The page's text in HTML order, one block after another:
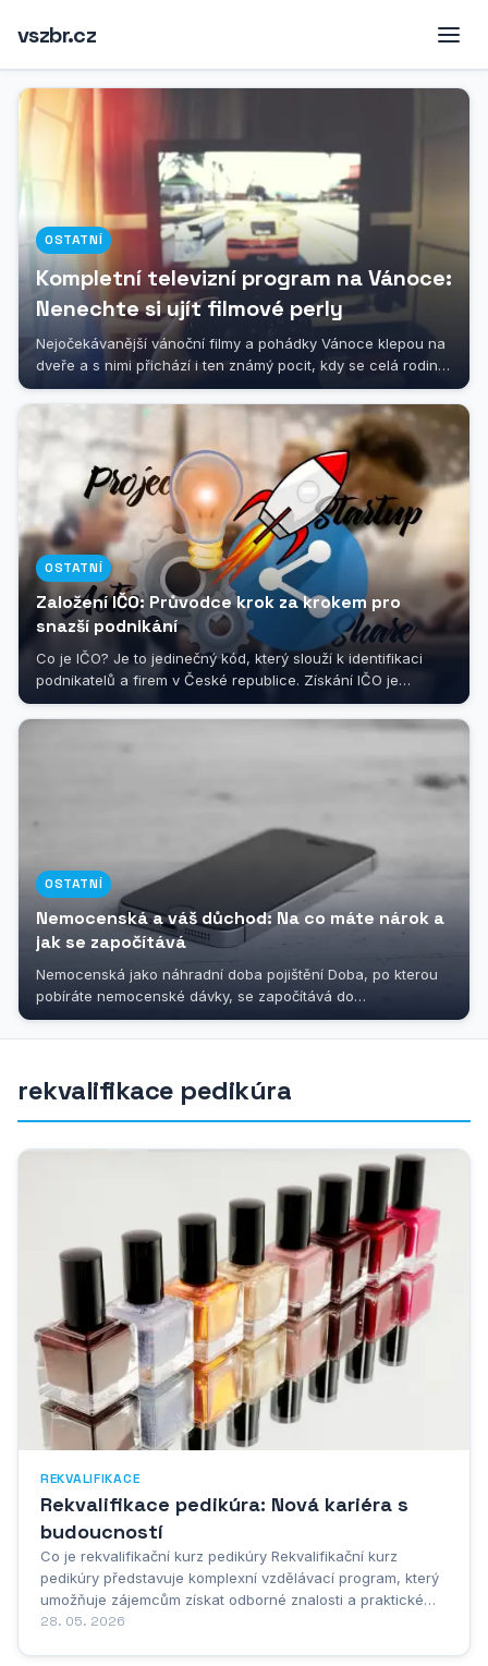
vszbr.cz
OSTATNÍ
Kompletní televizní program na Vánoce:
Nenechte si ujít filmové perly
Nejočekávanější vánoční filmy a pohádky Vánoce klepou na
dveře a s nimi přichází i ten známý pocit, kdy se celá rodina
sesedne kolem...
OSTATNÍ
Založení IČO: Průvodce krok za krokem pro
snazší podnikání
Co je IČO? Je to jedinečný kód, který slouží k identifikaci
podnikatelů a firem v České republice. Získání IČO je
nezbytným krokem pro...
OSTATNÍ
Nemocenská a váš důchod: Na co máte nárok a
jak se započítává
Nemocenská jako náhradní doba pojištění Doba, po kterou
pobíráte nemocenské dávky, se započítává do
důchodového pojištění jako...
rekvalifikace pedikúra
REKVALIFIKACE
Rekvalifikace pedikúra: Nová kariéra s
budoucností
Co je rekvalifikační kurz pedikúry Rekvalifikační kurz
pedikúry představuje komplexní vzdělávací program, který
umožňuje zájemcům získat odborné znalosti a praktické
dovednosti v oblasti péče o nohy a nehty. Tento typ
28. 05. 2026